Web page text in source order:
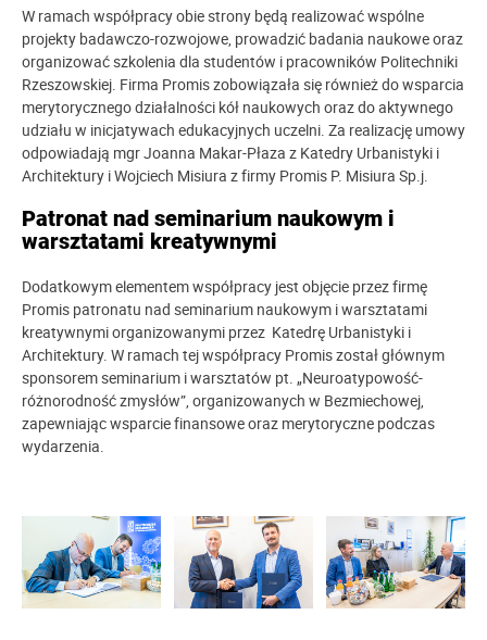
W ramach współpracy obie strony będą realizować wspólne
projekty badawczo-rozwojowe, prowadzić badania naukowe oraz
organizować szkolenia dla studentów i pracowników Politechniki
Rzeszowskiej. Firma Promis zobowiązała się również do wsparcia
merytorycznego działalności kół naukowych oraz do aktywnego
udziału w inicjatywach edukacyjnych uczelni. Za realizację umowy
odpowiadają mgr Joanna Makar-Płaza z Katedry Urbanistyki i
Architektury i Wojciech Misiura z firmy Promis P. Misiura Sp.j.
Patronat nad seminarium naukowym i
warsztatami kreatywnymi
Dodatkowym elementem współpracy jest objęcie przez firmę
Promis patronatu nad seminarium naukowym i warsztatami
kreatywnymi organizowanymi przez Katedrę Urbanistyki i
Architektury. W ramach tej współpracy Promis został głównym
sponsorem seminarium i warsztatów pt. „Neuroatypowość-
różnorodność zmysłów”, organizowanych w Bezmiechowej,
zapewniając wsparcie finansowe oraz merytoryczne podczas
wydarzenia.